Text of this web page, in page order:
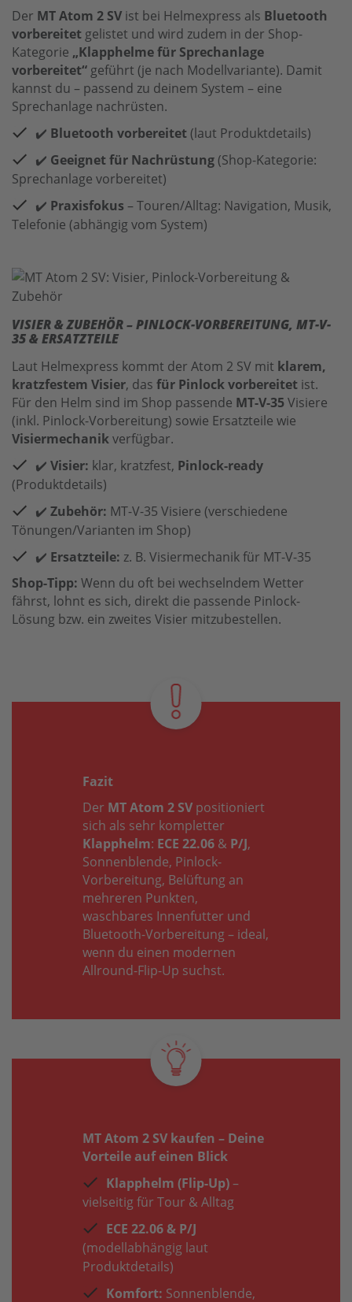
Der MT Atom 2 SV ist bei Helmexpress als Bluetooth
vorbereitet gelistet und wird zudem in der Shop-
Kategorie „Klapphelme für Sprechanlage
vorbereitet“ geführt (je nach Modellvariante). Damit
kannst du – passend zu deinem System – eine
Sprechanlage nachrüsten.
✔️ Bluetooth vorbereitet (laut Produktdetails)
✔️ Geeignet für Nachrüstung (Shop-Kategorie:
Sprechanlage vorbereitet)
✔️ Praxisfokus – Touren/Alltag: Navigation, Musik,
Telefonie (abhängig vom System)
VISIER & ZUBEHÖR – PINLOCK-VORBEREITUNG, MT-V-
35 & ERSATZTEILE
Laut Helmexpress kommt der Atom 2 SV mit klarem,
kratzfestem Visier, das für Pinlock vorbereitet ist.
Für den Helm sind im Shop passende MT-V-35Visiere
(inkl. Pinlock-Vorbereitung) sowie Ersatzteile wie
Visiermechanikverfügbar.
✔️ Visier: klar, kratzfest, Pinlock-ready
(Produktdetails)
✔️ Zubehör: MT-V-35 Visiere (verschiedene
Tönungen/Varianten im Shop)
✔️ Ersatzteile: z. B. Visiermechanik für MT-V-35
Shop-Tipp: Wenn du oft bei wechselndem Wetter
fährst, lohnt es sich, direkt die passende Pinlock-
Lösung bzw. ein zweites Visier mitzubestellen.
Fazit
Der MT Atom 2 SV positioniert
sich als sehr kompletter
Klapphelm: ECE 22.06 & P/J,
Sonnenblende, Pinlock-
Vorbereitung, Belüftung an
mehreren Punkten,
waschbares Innenfutter und
Bluetooth-Vorbereitung – ideal,
wenn du einen modernen
Allround-Flip-Up suchst.
MT Atom 2 SV kaufen – Deine
Vorteile auf einen Blick
Klapphelm (Flip-Up)–
vielseitig für Tour & Alltag
ECE 22.06 & P/J
(modellabhängig laut
Produktdetails)
Komfort: Sonnenblende,